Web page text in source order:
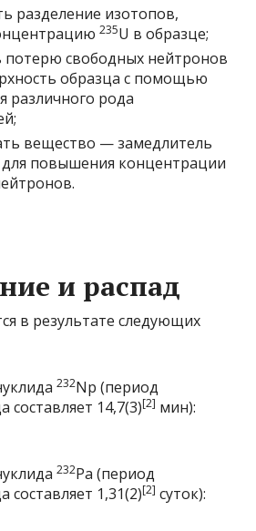
разделение изотопов,
235U в образце;
свободных нейтронов
образца с помощью
различного рода
вещество —замедлитель
для повышения концентрации
.
и распад
в результате следующих
232Np (период
составляет 14,7(3)[2] мин):
232Pa (период
составляет 1,31(2)[2] суток):